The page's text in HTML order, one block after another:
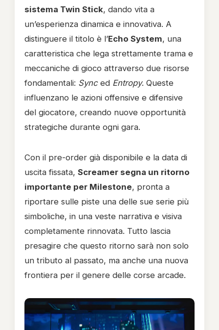
sistema Twin Stick, dando vita a
un’esperienza dinamica e innovativa. A
distinguere il titolo è l’Echo System, una
caratteristica che lega strettamente trama e
meccaniche di gioco attraverso due risorse
fondamentali: Synced Entropy. Queste
influenzano le azioni offensive e difensive
del giocatore, creando nuove opportunità
strategiche durante ogni gara.
Con il pre-order già disponibile e la data di
uscita fissata, Screamer segna un ritorno
importante per Milestone, pronta a
riportare sulle piste una delle sue serie più
simboliche, in una veste narrativa e visiva
completamente rinnovata. Tutto lascia
presagire che questo ritorno sarà non solo
un tributo al passato, ma anche una nuova
frontiera per il genere delle corse arcade.